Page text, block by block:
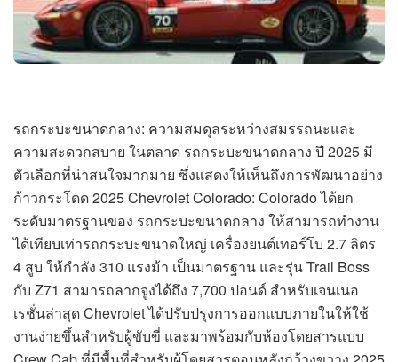
รถกระบะขนาดกลาง: ความสมดุลระหว่างสมรรถนะและ
ความสะดวกสบาย ในตลาด รถกระบะขนาดกลาง ปี 2025 มี
ตัวเลือกที่น่าสนใจมากมาย ซึ่งแสดงให้เห็นถึงการพัฒนาอย่าง
ก้าวกระโดด 2025 Chevrolet Colorado: Colorado ได้ยก
ระดับมาตรฐานของ รถกระบะขนาดกลาง ให้สามารถทำงาน
ได้เทียบเท่ารถกระบะขนาดใหญ่ เครื่องยนต์เทอร์โบ 2.7 ลิตร
4 สูบ ให้กำลัง 310 แรงม้า เป็นมาตรฐาน และรุ่น Trail Boss
กับ Z71 สามารถลากจูงได้ถึง 7,700 ปอนด์ สำหรับเจนเนอ
เรชั่นล่าสุด Chevrolet ได้ปรับปรุงการออกแบบภายในให้ใช้
งานง่ายขึ้นสำหรับผู้ขับขี่ และมาพร้อมกับห้องโดยสารแบบ